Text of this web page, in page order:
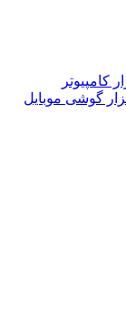
کامپیوتر
گوشی موبایل